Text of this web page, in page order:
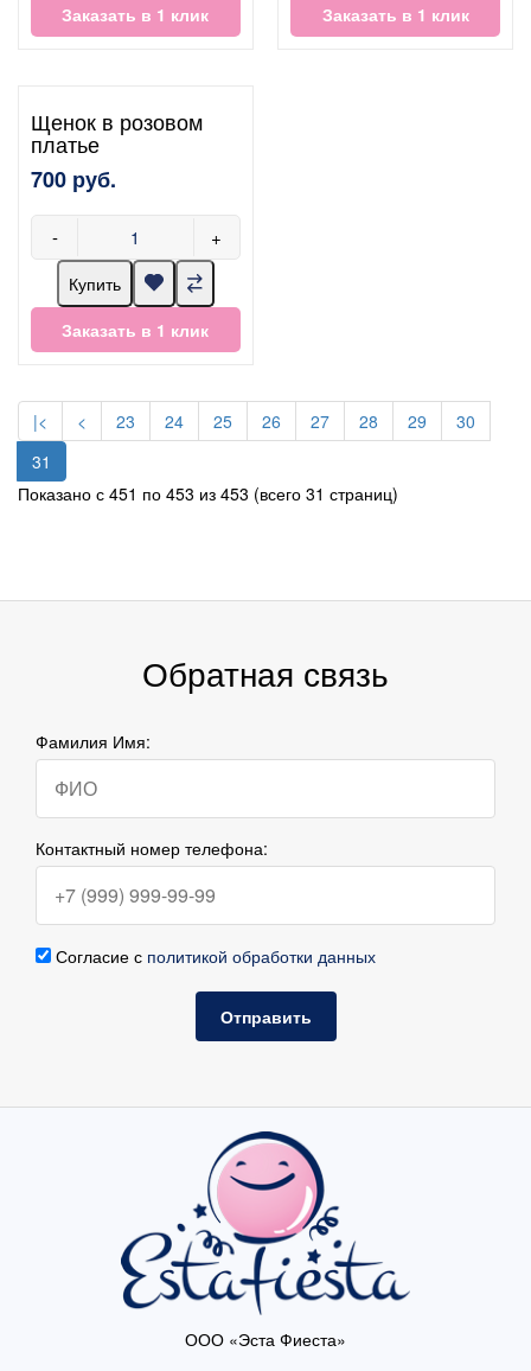
Заказать в 1 клик
Заказать в 1 клик
Щенок в розовом
платье
700 руб.
- +
Купить
Заказать в 1 клик
|< < 23 24 25 26 27 28 29
30
31
Показано с 451 по 453 из 453 (всего 31 страниц)
Обратная связь
Фамилия Имя:
Контактный номер телефона:
Согласие с политикой обработки данных
Отправить
ООО «Эста Фиеста»